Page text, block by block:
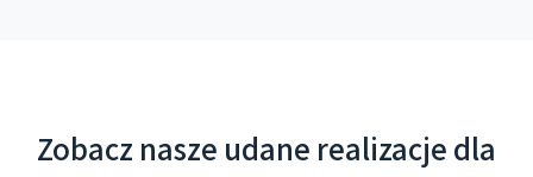
Zobacz nasze udane realizacje dla